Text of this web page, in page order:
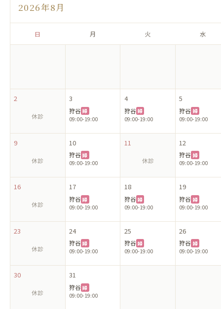
2026年8月
日 月 火 水
2
休診
3
狩谷 婦
09:00-19:00
4
狩谷 婦
09:00-19:00
5
狩谷 婦
09:00-19:00
9
休診
10
狩谷 婦
09:00-19:00
11
休診
12
狩谷 婦
09:00-19:00
16
休診
17
狩谷 婦
09:00-19:00
18
狩谷 婦
09:00-19:00
19
狩谷 婦
09:00-19:00
23
休診
24
狩谷 婦
09:00-19:00
25
狩谷 婦
09:00-19:00
26
狩谷 婦
09:00-19:00
30
休診
31
狩谷 婦
09:00-19:00